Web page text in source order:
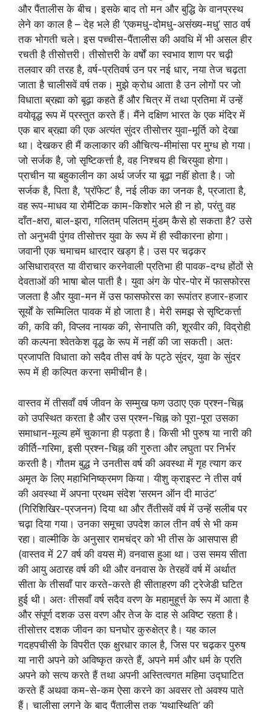
और पैंतालीस के बीच। इसके बाद तो मन और बुद्धि के वानप्रस्थ
लेने का काल है – देह भले ही ‘एकमधु-दोमधु-असंख्य-मधु’ साठ वर्ष
तक भोगती चले। इस पच्चीस-पैंतालीस की अवधि में भी असल हीर
रचती है तीसोत्तरी। तीसोत्तरी के वर्षों का स्वभाव शाण पर चढ़ी
तलवार की तरह है, वर्ष-प्रतिवर्ष उन पर नई धार, नया तेज चढ़ता
जाता है चालीसवें वर्ष तक। मुझे क्रोध आता है उन लोगों पर जो
विधाता ब्रह्मा को बूढ़ा कहते हैं और चित्र में तथा प्रतिमा में उन्हें
वयोवृद्ध रूप में प्रस्तुत करते हैं। मैंने दक्षिण भारत के एक मंदिर में
एक बार ब्रह्मा की एक अत्यंत सुंदर तीसोत्तर युवा-मूर्ति को देखा
था। देखकर ही मैं कलाकार की औचित्य-मीमांसा पर मुग्ध हो गया।
जो सर्जक है, जो सृष्टिकर्त्ता है, वह निश्चय ही चिरयुवा होगा।
प्राचीन या बहुकालीन का अर्थ जर्जर या बूढ़ा नहीं होता है। जो
सर्जक है, पिता है, ‘प्रॉफेट’ है, नई लीक का जनक है, प्रजाता है,
वह रूप-माधव या रोमैंटिक काम-किशोर भले ही न हो, परंतु वह
दाँत-क्षरा, बाल-झरा, गलितम् पलितम् मुंडम् कैसे हो सकता है? उसे
तो अनुभवी पुंगव तीसोत्तर युवा के रूप में ही स्वीकारना होगा।
जवानी एक चमाचम धारदार खड्ग है। उस पर चढ़कर
असिधाराव्रत या वीराचार करनेवाली प्रतिभा ही पावक-दग्ध होंठों से
देवताओं की भाषा बोल पाती है। युवा अंग के पोर-पोर में फासफोरस
जलता है और युवा-मन में उस फासफोरस का रूपांतर हजार-हजार
सूर्यों के सम्मिलित पावक में हो जाता है। मेरी समझ से सृष्टिकर्त्ता
की, कवि की, विप्लव नायक की, सेनापति की, शूरवीर की, विद्रोही
की कल्पना श्वेतकेश वृद्ध के रूप में नहीं की जा सकती। अतः
प्रजापति विधाता को सदैव तीस वर्ष के पट्ठे सुंदर, युवा के सुंदर
रूप में ही कल्पित करना समीचीन है।
वास्तव में तीसवाँ वर्ष जीवन के सम्मुख फण उठाए एक प्रश्न-चिह्न
को उपस्थित करता है और उस प्रश्न-चिह्न को पूरा-पूरा उसका
समाधान-मूल्य हमें चुकाना ही पड़ता है। किसी भी पुरुष या नारी की
कीर्ति-गरिमा, इसी प्रश्न-चिह्न की गुरुता और लघुता पर निर्भर
करती है। गौतम बुद्ध ने उनतीस वर्ष की अवस्था में गृह त्याग कर
अमृत के लिए महाभिनिष्क्रमण किया। यीशु क्राइस्ट ने तीस वर्ष
की अवस्था में अपना प्रथम संदेश ‘सरमन ऑन दी माउंट’
(गिरिशिखिर-प्रजनन) दिया था और तैंतीसवें वर्ष में उन्हें सलीब पर
चढ़ा दिया गया। उनका समूचा उपदेश काल तीन वर्ष से भी कम
रहा। वाल्मीकि के अनुसार रामचंद्र को भी तीस के आसपास ही
(वास्तव में 27 वर्ष की वयस में) वनवास हुआ था। उस समय सीता
की आयु अठारह वर्ष की थी और वनवास के तेरहवें वर्ष में अर्थात
सीता के तीसवाँ पार करते-करते ही सीताहरण की ट्रेजेडी घटित
हुई थी। अतः तीसवाँ वर्ष सदैव वरण के महामुहूर्त्त के रूप में आता है
और संपूर्ण दशक उस वरण और तेज के दाह से अविष्ट रहता है।
तीसोत्तर दशक जीवन का घनघोर कुरुक्षेत्र है। यह काल
गदहपचीसी के विपरीत एक क्षुरधार काल है, जिस पर चढ़कर पुरुष
या नारी अपने को अविष्कृत करते हैं, अपने मर्म और धर्म के प्रति
अपने को सत्य करते हैं तथा अपनी अस्तित्वगत महिमा उद्घाटित
करते हैं अथवा कम-से-कम ऐसा करने का अवसर तो अवश्य पाते
हैं। चालीसा लगने के बाद पैंतालीस तक ‘यथास्थिति’ की